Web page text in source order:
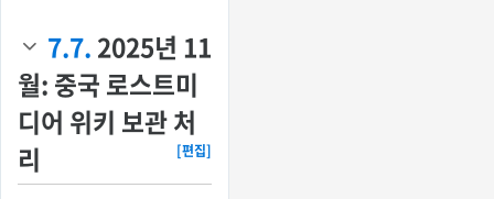
7.7. 2025년 11
월: 중국 로스트미
디어 위키 보관 처
리
[편집]